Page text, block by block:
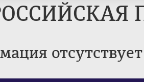
отсутствует